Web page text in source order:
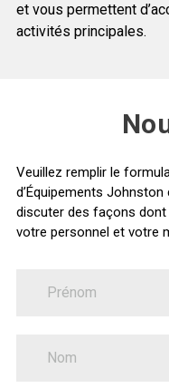
et vous permettent
activités principales.
Veuillez remplir le
d’Équipements
discuter des façons
votre personnel et votre
joindre